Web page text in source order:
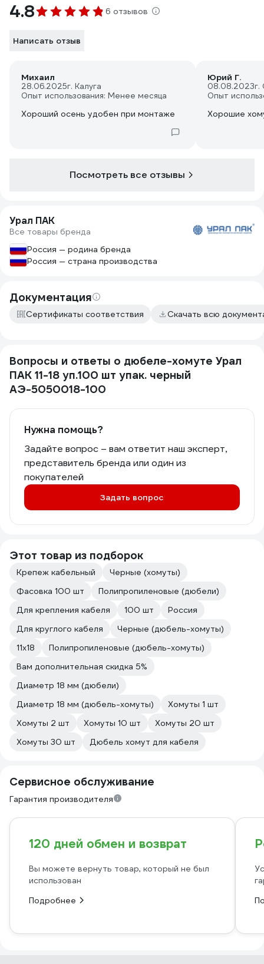
4.8 6 отзывов
Написать отзыв
Михаил
28.06.2025г. Калуга
Опыт использования: Менее месяца
Хороший осень удобен при монтаже
Юрий Г.
08.08.2023г.
Опыт
Хорошие
Посмотреть все отзывы
Урал ПАК
Все товары бренда
Россия — родина бренда
Россия — страна производства
Документация
Сертификаты соответствия Скачать всю
Вопросы и ответы о дюбеле-хомуте Урал
ПАК 11-18 уп.100 шт упак. черный
АЭ-5050018-100
Нужна помощь?
Задайте вопрос – вам ответит наш эксперт,
представитель бренда или один из
покупателей
Задать вопрос
Этот товар из подборок
Крепеж кабельный
Черные (хомуты)
Фасовка 100 шт
Полипропиленовые (дюбели)
Для крепления кабеля
100 шт
Россия
Для круглого кабеля
Черные (дюбель-хомуты)
11х18
Полипропиленовые (дюбель-хомуты)
Вам дополнительная скидка 5%
Диаметр 18 мм (дюбели)
Диаметр 18 мм (дюбель-хомуты)
Хомуты 1 шт
Хомуты 2 шт
Хомуты 10 шт
Хомуты 20 шт
Хомуты 30 шт
Дюбель хомут для кабеля
Сервисное обслуживание
Гарантия производителя
120 дней обмен и возврат
Вы можете вернуть товар, который не был
использован
Подробнее